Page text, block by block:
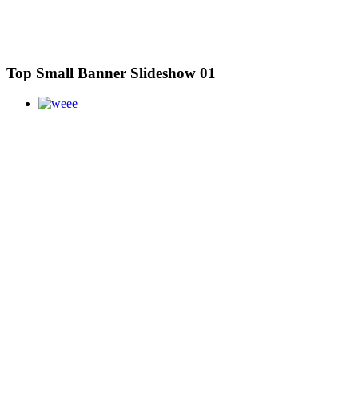
Top Small Banner Slideshow 01